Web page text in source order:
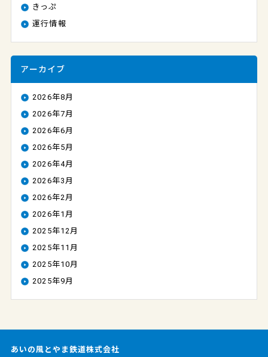
きっぷ
運行情報
アーカイブ
2026年8月
2026年7月
2026年6月
2026年5月
2026年4月
2026年3月
2026年2月
2026年1月
2025年12月
2025年11月
2025年10月
2025年9月
あいの風とやま鉄道株式会社